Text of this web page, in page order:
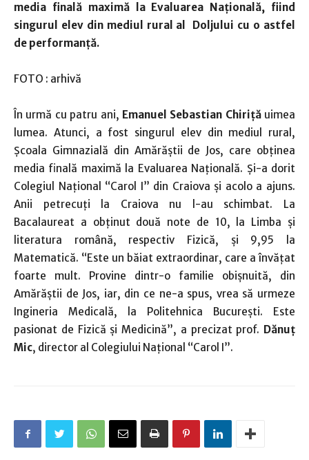
media finală maximă la Evaluarea Naţională, fiind
singurul elev din mediul rural al Doljului cu o astfel
de performanţă.
FOTO : arhivă
În urmă cu patru ani, Emanuel Sebastian Chiriţăuimea
lumea. Atunci, a fost singurul elev din mediul rural,
Şcoala Gimnazială din Amărăştii de Jos, care obţinea
media finală maximă la Evaluarea Naţională. Şi-a dorit
Colegiul Naţional “Carol I” din Craiova şi acolo a ajuns.
Anii petrecuţi la Craiova nu l-au schimbat. La
Bacalaureat a obţinut două note de 10, la Limba şi
literatura română, respectiv Fizică, şi 9,95 la
Matematică. “Este un băiat extraordinar, care a învăţat
foarte mult. Provine dintr-o familie obişnuită, din
Amărăştii de Jos, iar, din ce ne-a spus, vrea să urmeze
Ingineria Medicală, la Politehnica Bucureşti. Este
pasionat de Fizică şi Medicină”, a precizat prof. Dănuţ
Mic, director al Colegiului Naţional “Carol I”.